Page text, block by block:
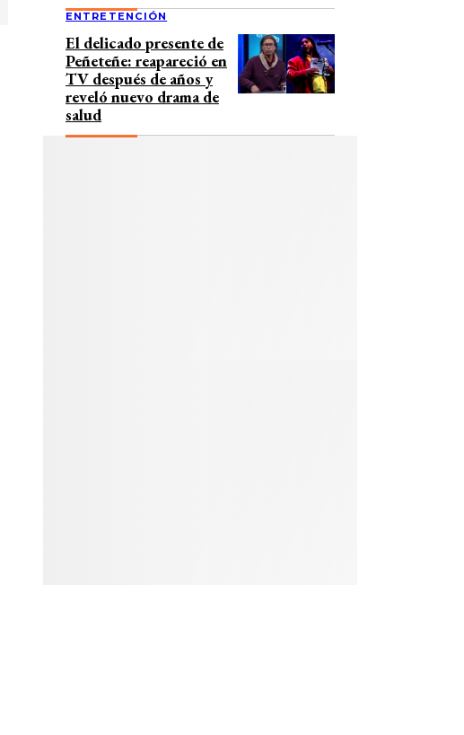
ENTRETENCIÓN
El delicado presente de
Peñeteñe: reapareció en
TV después de años y
reveló nuevo drama de
salud